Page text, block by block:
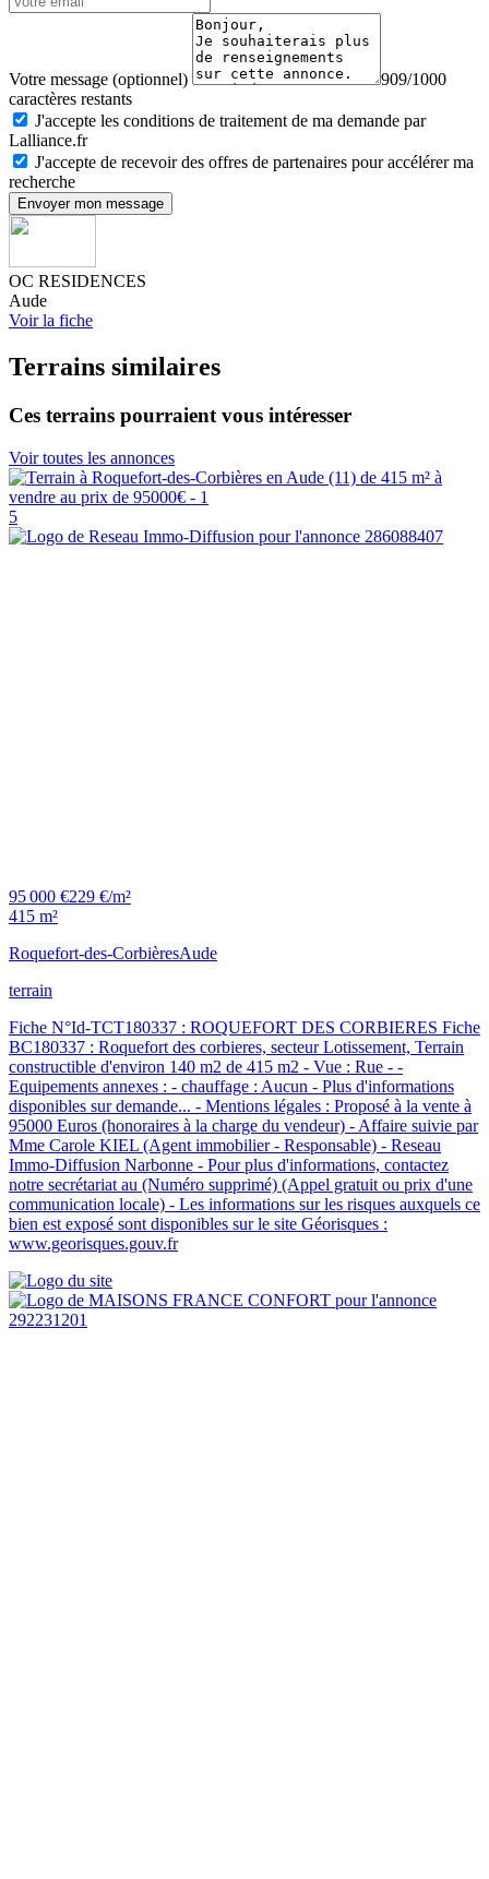
Votre message (optionnel)
909/1000
caractères restants
J'accepte les conditions de traitement de ma demande par
Lalliance.fr
J'accepte de recevoir des offres de partenaires pour accélérer ma
recherche
Envoyer mon message
OC RESIDENCES
Aude
Voir la fiche
Terrains similaires
Ces terrains pourraient vous intéresser
Voir toutes les annonces
5
95 000 €229 €/m²
415 m²
Roquefort-des-CorbièresAude
terrain
Fiche N°Id-TCT180337 : ROQUEFORT DES CORBIERES Fiche
BC180337 : Roquefort des corbieres, secteur Lotissement, Terrain
constructible d'environ 140 m2 de 415 m2 - Vue : Rue - -
Equipements annexes : - chauffage : Aucun - Plus d'informations
disponibles sur demande... - Mentions légales : Proposé à la vente à
95000 Euros (honoraires à la charge du vendeur) - Affaire suivie par
Mme Carole KIEL (Agent immobilier - Responsable) - Reseau
Immo-Diffusion Narbonne - Pour plus d'informations, contactez
notre secrétariat au (Numéro supprimé) (Appel gratuit ou prix d'une
communication locale) - Les informations sur les risques auxquels ce
bien est exposé sont disponibles sur le site Géorisques :
www.georisques.gouv.fr